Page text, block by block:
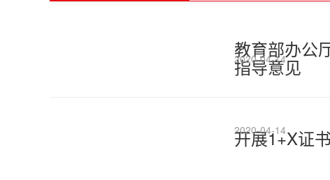
教育部办公
指导意见
2020-04-14
开展1+X证
2020-04-14